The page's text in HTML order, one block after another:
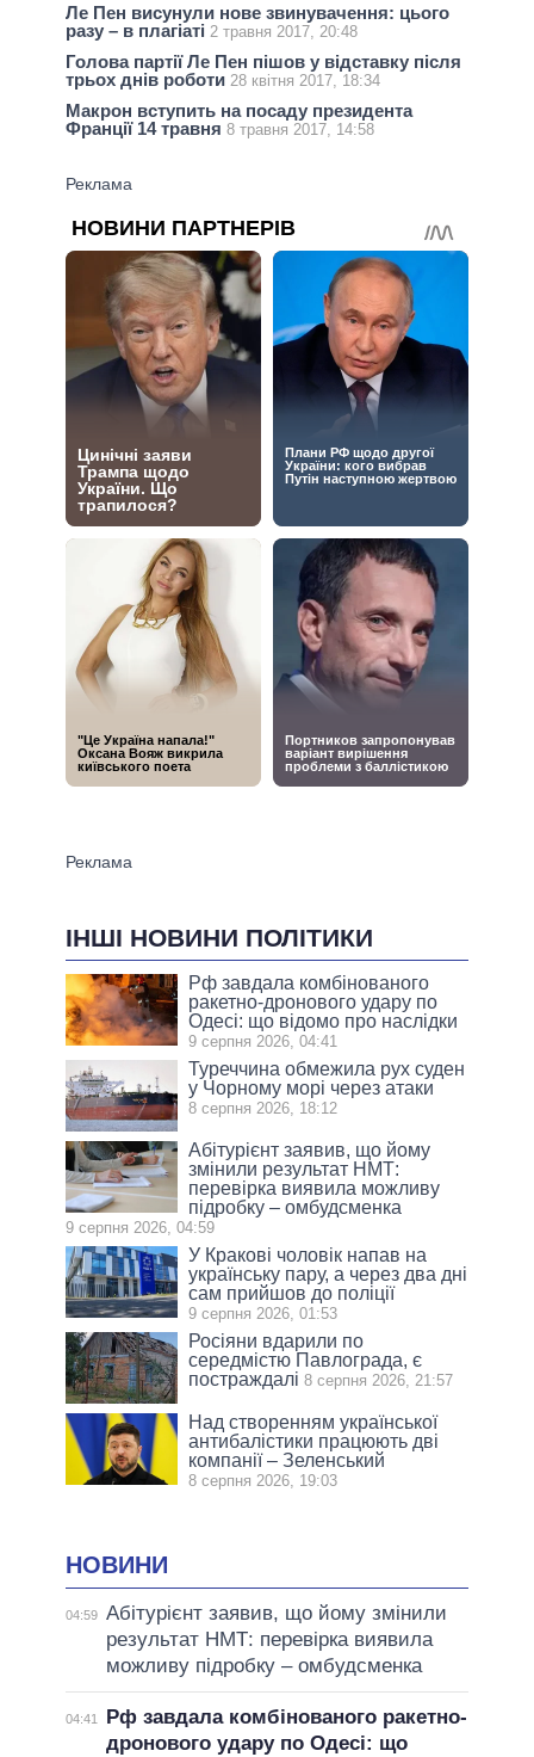
Ле Пен висунули нове звинувачення: цього
разу – в плагіаті 2 травня 2017, 20:48
Голова партії Ле Пен пішов у відставку після
трьох днів роботи 28 квітня 2017, 18:34
Макрон вступить на посаду президента
Франції 14 травня 8 травня 2017, 14:58
ІНШІ НОВИНИ ПОЛІТИКИ
Рф завдала комбінованого
ракетно-дронового удару по
Одесі: що відомо про наслідки
9 серпня 2026, 04:41
Туреччина обмежила рух суден
у Чорному морі через атаки
8 серпня 2026, 18:12
Абітурієнт заявив, що йому
змінили результат НМТ:
перевірка виявила можливу
підробку – омбудсменка
9 серпня 2026, 04:59
У Кракові чоловік напав на
українську пару, а через два дні
сам прийшов до поліції
9 серпня 2026, 01:53
Росіяни вдарили по
середмістю Павлограда, є
постраждалі 8 серпня 2026, 21:57
Над створенням української
антибалістики працюють дві
компанії – Зеленський
8 серпня 2026, 19:03
НОВИНИ
04:59 Абітурієнт заявив, що йому змінили
результат НМТ: перевірка виявила
можливу підробку – омбудсменка
04:41
Рф завдала комбінованого ракетно-
дронового удару по Одесі: що